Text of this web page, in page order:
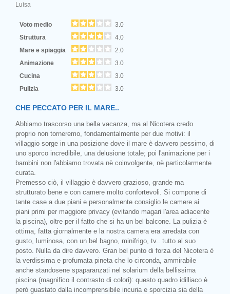
Luisa
Voto medio
3.0
Struttura
4.0
Mare e spiaggia
2.0
Animazione
3.0
Cucina
3.0
Pulizia
3.0
CHE PECCATO PER IL MARE..
Abbiamo trascorso una bella vacanza, ma al Nicotera credo
proprio non torneremo, fondamentalmente per due motivi: il
villaggio sorge in una posizione dove il mare è davvero pessimo, di
uno sporco incredibile, una delusione totale; poi l'animazione per i
bambini non l'abbiamo trovata nè coinvolgente, nè particolarmente
curata.
Premesso ciò, il villaggio è davvero grazioso, grande ma
strutturato bene e con camere molto confortevoli. Si compone di
tante case a due piani e personalmente consiglio le camere ai
piani primi per maggiore privacy (evitando magari l'area adiacente
la piscina), oltre per il fatto che si ha un bel balcone. La pulizia è
ottima, fatta giornalmente e la nostra camera era arredata con
gusto, luminosa, con un bel bagno, minifrigo, tv.. tutto al suo
posto. Nulla da dire davvero. Gran bel punto di forza del Nicotera è
la verdissima e profumata pineta che lo circonda, ammirabile
anche standosene spaparanzati nel solarium della bellissima
piscina (magnifico il contrasto di colori): questo quadro idilliaco è
però guastato dalla incomprensibile incuria e sporcizia sia della